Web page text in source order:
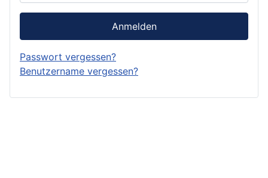
Anmelden
Passwort vergessen?
Benutzername vergessen?